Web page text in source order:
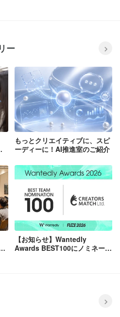
ー
もっとクリエイティブに、スピ
ーディーに！AI推進室のご紹介
【お知らせ】Wantedly
Awards BEST100にノミネート